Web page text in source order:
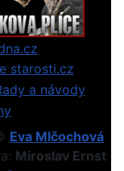
Eva Mlčochová
Miroslav Ernst